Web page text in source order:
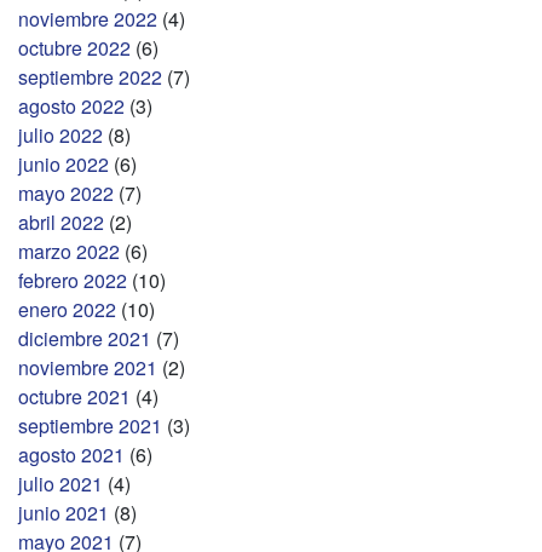
noviembre 2022 (4)
octubre 2022 (6)
septiembre 2022 (7)
agosto 2022 (3)
julio 2022 (8)
junio 2022 (6)
mayo 2022 (7)
abril 2022 (2)
marzo 2022 (6)
febrero 2022 (10)
enero 2022 (10)
diciembre 2021 (7)
noviembre 2021 (2)
octubre 2021 (4)
septiembre 2021 (3)
agosto 2021 (6)
julio 2021 (4)
junio 2021 (8)
mayo 2021 (7)